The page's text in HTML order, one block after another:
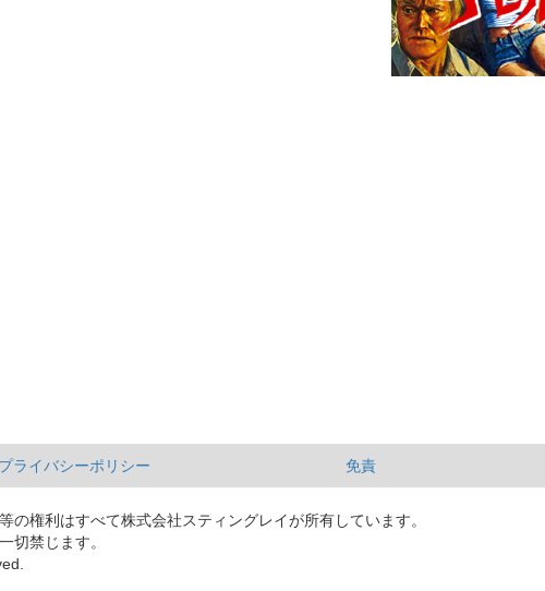
プライバシーポリシー 免責
の権利はすべて株式会社スティングレイが所有しています。
切禁じます。